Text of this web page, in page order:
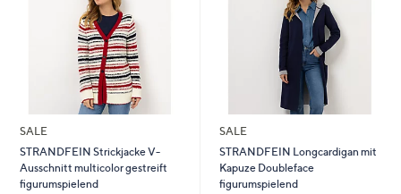
SALE
STRANDFEIN Strickjacke V-
Ausschnitt multicolor gestreift
figurumspielend
SALE
STRANDFEIN Longcardigan mit
Kapuze Doubleface
figurumspielend